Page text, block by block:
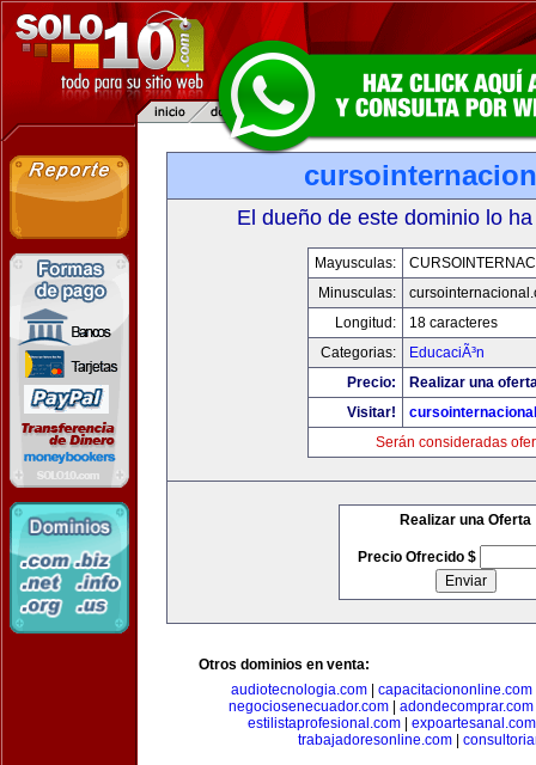
El dueño de este dominio lo
Mayusculas:
Minusculas:
Longitud:
18 caracteres
Categorias:
EducaciÃ³n
Precio:
Realizar una
Visitar!
Serán consideradas
Realizar una Oferta
Precio Ofrecido $
Otros dominios en venta:
audiotecnologia.com
capacitaciononline.com
negociosenecuador.com| adondecomprar.com
estilistaprofesional.com
expoartesanal.com
trabajadoresonline.com